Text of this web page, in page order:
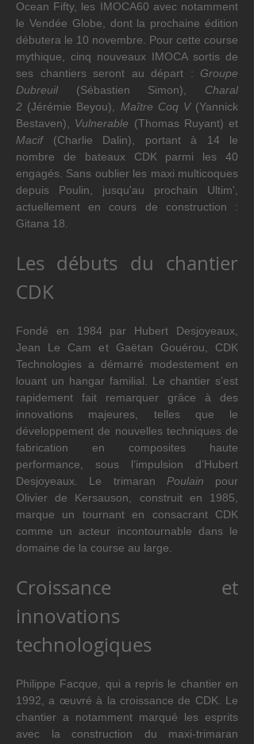
Ocean Fifty, les IMOCA60 avec notamment
le Vendée Globe, dont la prochaine édition
débutera le 10 novembre. Pour cette course
mythique, cinq nouveaux IMOCA sortis de
ses chantiers seront au départ : Groupe
Dubreuil (Sébastien Simon), Charal
2 (Jérémie Beyou), Maître Coq V (Yannick
Bestaven), Vulnerable
Macif (Charlie Dalin), portant à 14 le
nombre de bateaux CDK parmi les 40
engagés. Sans oublier les maxi multicoques
depuis Poulin, jusqu'au prochain Ultim',
actuellement en cours de construction :
Gitana 18.
Les débuts du chantier
CDK
Fondé en 1984 par Hubert Desjoyeaux,
Jean Le Cam et Gaëtan Gouérou, CDK
Technologies a démarré modestement en
louant un hangar familial. Le chantier s’est
rapidement fait remarquer grâce à des
innovations majeures, telles que le
développement de nouvelles techniques de
fabrication en composites haute
performance, sous l’impulsion d’Hubert
Desjoyeaux. Le trimaran Poulain pour
Olivier de Kersauson, construit en 1985,
marque un tournant en consacrant CDK
comme un acteur incontournable dans le
domaine de la course au large.
Croissance et
innovations
technologiques
Philippe Facque, qui a repris le chantier en
1992, a œuvré à la croissance de CDK. Le
chantier a notamment marqué les esprits